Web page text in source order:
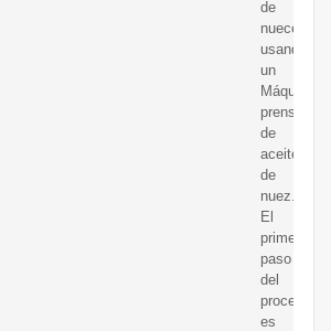
de
nueces
usando
un
Máquina
prensadora
de
aceite
de
nuez.
El
primer
paso
del
proceso
es